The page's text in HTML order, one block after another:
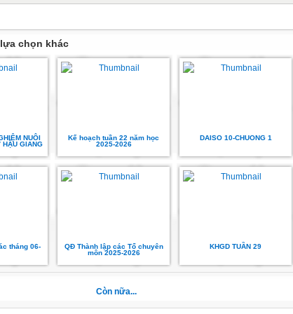
nhà giáo
chuyên môn/tổ chuyên môn về việc có phong cách mẫu mực trong thực
học, giáo dục;
chuyên môn bản thân
chọn khác
NUÔI
HẬU GIANG
Kế hoạch tuần 22 năm học
2025-2026
DAISO 10-CHUONG 1
tháng 06-
QĐ Thành lập các Tổ chuyên
môn 2025-2026
KHGD TUẦN 29
Còn nữa...